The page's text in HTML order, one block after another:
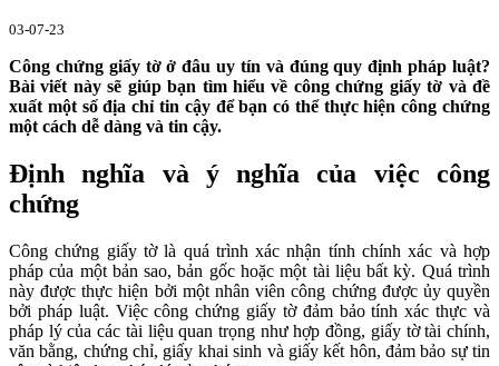
03-07-23
Công chứng giấy tờ ở đâu uy tín và đúng quy định pháp luật?
Bài viết này sẽ giúp bạn tìm hiểu về công chứng giấy tờ và đề
xuất một số địa chỉ tin cậy để bạn có thể thực hiện công chứng
một cách dễ dàng và tin cậy.
Định nghĩa và ý nghĩa của việc công
chứng
Công chứng giấy tờ là quá trình xác nhận tính chính xác và hợp
pháp của một bản sao, bản gốc hoặc một tài liệu bất kỳ. Quá trình
này được thực hiện bởi một nhân viên công chứng được ủy quyền
bởi pháp luật. Việc công chứng giấy tờ đảm bảo tính xác thực và
pháp lý của các tài liệu quan trọng như hợp đồng, giấy tờ tài chính,
văn bằng, chứng chỉ, giấy khai sinh và giấy kết hôn, đảm bảo sự tin